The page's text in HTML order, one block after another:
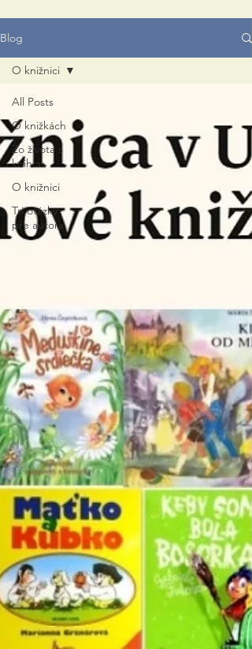
Blog
All Posts
O knižkách
Zo života s
knihou
O knižnici
Tri otázky
pre autora
O knižnici